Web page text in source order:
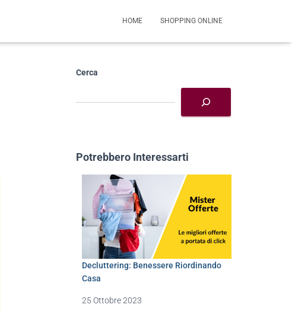
HOME SHOPPING ONLINE
Cerca
Potrebbero Interessarti
Decluttering: Benessere Riordinando
Casa
25 Ottobre 2023